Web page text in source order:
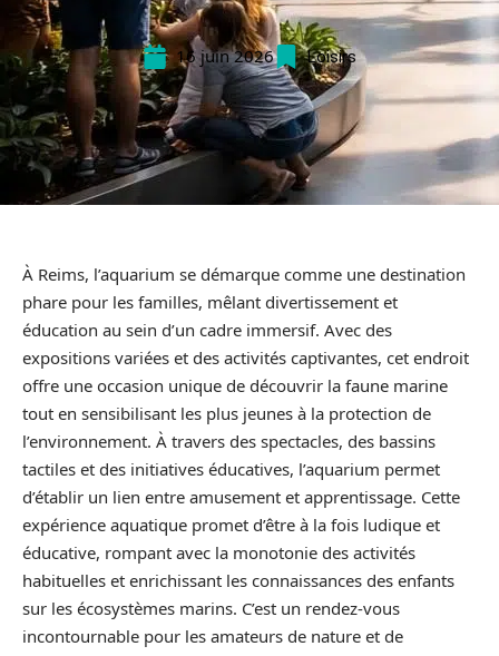
16 juin 2026 Loisirs
À Reims, l’aquarium se démarque comme une destination
phare pour les familles, mêlant divertissement et
éducation au sein d’un cadre immersif. Avec des
expositions variées et des activités captivantes, cet endroit
offre une occasion unique de découvrir la faune marine
tout en sensibilisant les plus jeunes à la protection de
l’environnement. À travers des spectacles, des bassins
tactiles et des initiatives éducatives, l’aquarium permet
d’établir un lien entre amusement et apprentissage. Cette
expérience aquatique promet d’être à la fois ludique et
éducative, rompant avec la monotonie des activités
habituelles et enrichissant les connaissances des enfants
sur les écosystèmes marins. C’est un rendez-vous
incontournable pour les amateurs de nature et de